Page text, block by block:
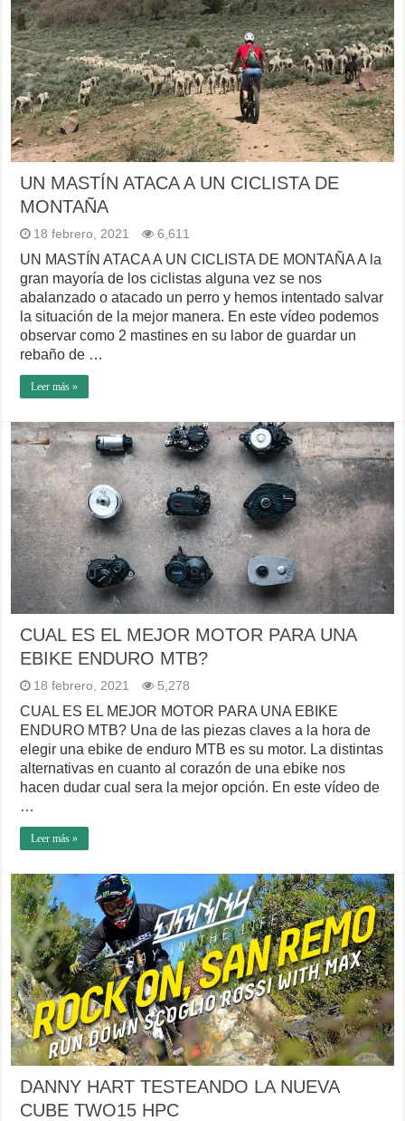
UN MASTÍN ATACA A UN CICLISTA DE
MONTAÑA
18 febrero, 2021 6,611
UN MASTÍN ATACA A UN CICLISTA DE MONTAÑA A la
gran mayoría de los ciclistas alguna vez se nos
abalanzado o atacado un perro y hemos intentado salvar
la situación de la mejor manera. En este vídeo podemos
observar como 2 mastines en su labor de guardar un
rebaño de …
Leer más »
CUAL ES EL MEJOR MOTOR PARA UNA
EBIKE ENDURO MTB?
18 febrero, 2021 5,278
CUAL ES EL MEJOR MOTOR PARA UNA EBIKE
ENDURO MTB? Una de las piezas claves a la hora de
elegir una ebike de enduro MTB es su motor. La distintas
alternativas en cuanto al corazón de una ebike nos
hacen dudar cual sera la mejor opción. En este vídeo de
…
Leer más »
DANNY HART TESTEANDO LA NUEVA
CUBE TWO15 HPC